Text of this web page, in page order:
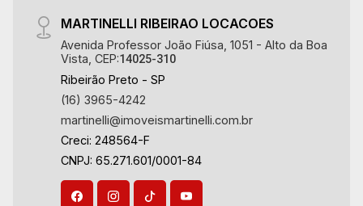
MARTINELLI RIBEIRAO LOCACOES
Avenida Professor João Fiúsa, 1051 - Alto da Boa
Vista, CEP:14025-310
Ribeirão Preto - SP
(16) 3965-4242
martinelli@imoveismartinelli.com.br
Creci: 248564-F
CNPJ: 65.271.601/0001-84